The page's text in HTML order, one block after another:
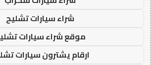
شراء سيارات تشليح
موقع شراء سيارات
ارقام يشترون سيارات